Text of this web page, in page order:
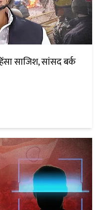
साजिश, सांसद बर्क